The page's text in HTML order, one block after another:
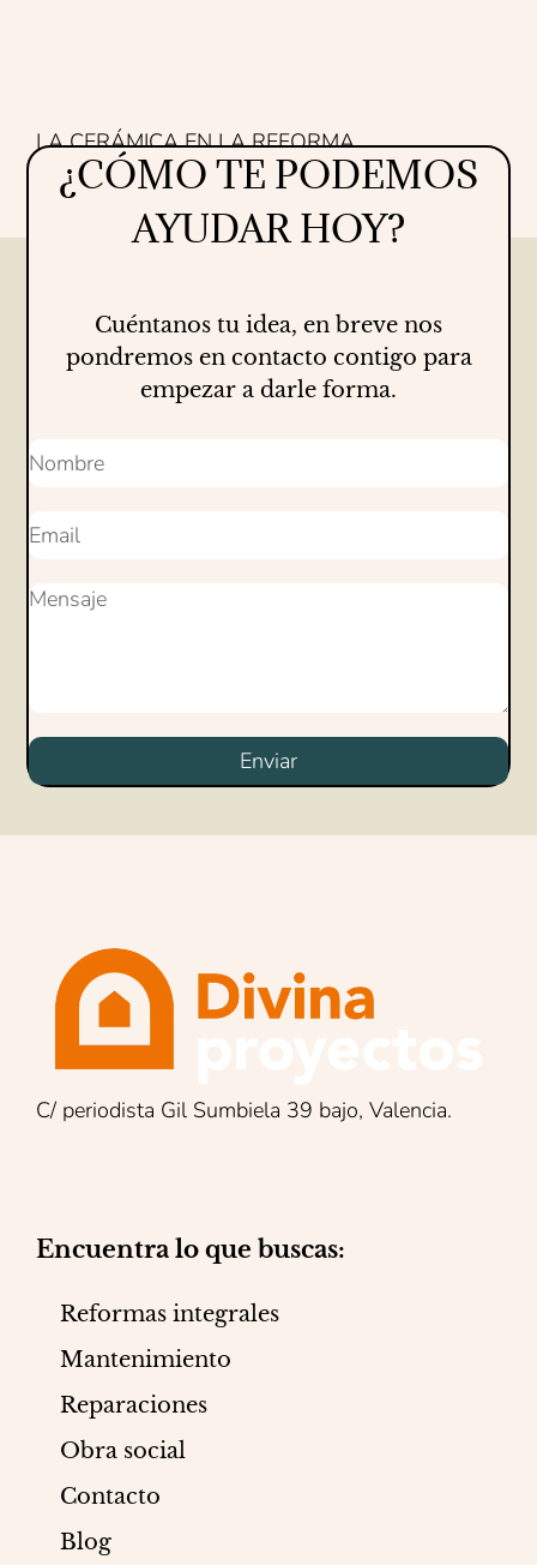
LA CERÁMICA EN LA REFORMA
Proyectos 16/07/2026
¿CÓMO TE PODEMOS
AYUDAR HOY?
Cuéntanos tu idea, en breve nos
pondremos en contacto contigo para
empezar a darle forma.
Enviar
C/ periodista Gil Sumbiela 39 bajo, Valencia.
Encuentra lo que buscas:
Reformas integrales
Mantenimiento
Reparaciones
Obra social
Contacto
Blog